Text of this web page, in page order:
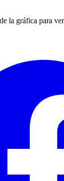
la gráfica para